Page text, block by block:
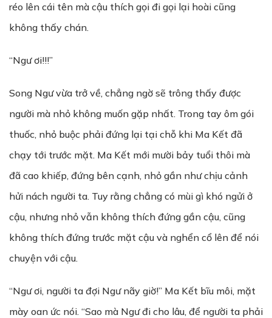
réo lên cái tên mà cậu thích gọi đi gọi lại hoài cũng
không thấy chán.
“Ngư ơi!!!”
Song Ngư vừa trở về, chẳng ngờ sẽ trông thấy được
người mà nhỏ không muốn gặp nhất. Trong tay ôm gói
thuốc, nhỏ buộc phải đứng lại tại chỗ khi Ma Kết đã
chạy tới trước mặt. Ma Kết mới mười bảy tuổi thôi mà
đã cao khiếp, đứng bên cạnh, nhỏ gần như chịu cảnh
hửi nách người ta. Tuy rằng chẳng có mùi gì khó ngửi ở
cậu, nhưng nhỏ vẫn không thích đứng gần cậu, cũng
không thích đứng trước mặt cậu và nghển cổ lên để nói
chuyện với cậu.
“Ngư ơi, người ta đợi Ngư nãy giờ!” Ma Kết bĩu môi, mặt
mày oan ức nói. “Sao mà Ngư đi cho lâu, để người ta phải